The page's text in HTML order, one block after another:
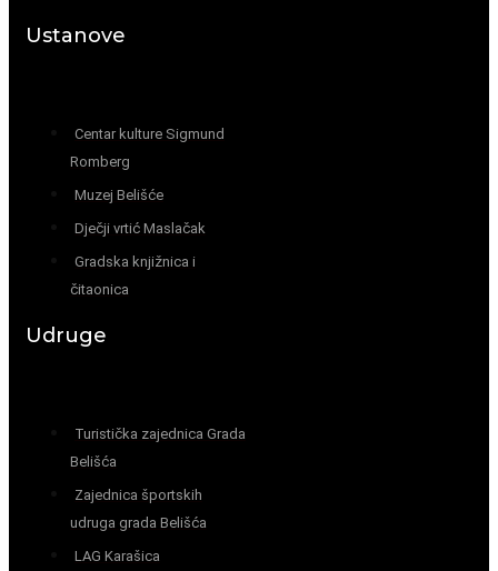
Ustanove
Centar kulture Sigmund
Romberg
Muzej Belišće
Dječji vrtić Maslačak
Gradska knjižnica i
čitaonica
Udruge
Turistička zajednica Grada
Belišća
Zajednica športskih
udruga grada Belišća
LAG Karašica